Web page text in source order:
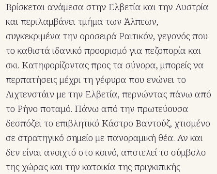
Βρίσκεται ανάμεσα στην Ελβετία και την Αυστρία
και περιλαμβάνει τμήμα των Άλπεων,
συγκεκριμένα την οροσειρά Ραιτικόν, γεγονός που
το καθιστά ιδανικό προορισμό για πεζοπορία και
σκι. Κατηφορίζοντας προς τα σύνορα, μπορείς να
περπατήσεις μέχρι τη γέφυρα που ενώνει το
Λιχτενστάιν με την Ελβετία, περνώντας πάνω από
το Ρήνο ποταμό. Πάνω από την πρωτεύουσα
δεσπόζει το επιβλητικό Κάστρο Βαντούζ, χτισμένο
σε στρατηγικό σημείο με πανοραμική θέα. Αν και
δεν είναι ανοιχτό στο κοινό, αποτελεί το σύμβολο
της χώρας και την κατοικία της πριγκιπικής